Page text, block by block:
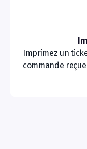
Imprimez un
commande reçue